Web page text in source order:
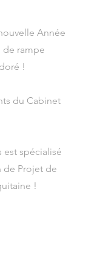
Année
de rampe
!
du Cabinet
est spécialisé
de Projet de
!